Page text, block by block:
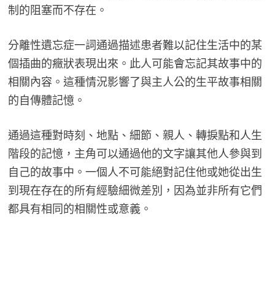
制的阻塞而不存在。
分離性遺忘症一詞通過描述患者難以記住生活中的某
個插曲的癥狀表現出來。此人可能會忘記其故事中的
相關內容。這種情況影響了與主人公的生平故事相關
的自傳體記憶。
通過這種對時刻、地點、細節、親人、轉捩點和人生
階段的記憶，主角可以通過他的文字讓其他人參與到
自己的故事中。一個人不可能絕對記住他或她從出生
到現在存在的所有經驗細微差別，因為並非所有它們
都具有相同的相關性或意義。